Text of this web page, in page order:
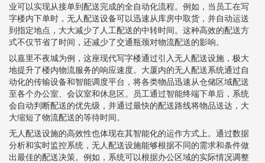
业可以实现从接单到配送完成的全自动化流程。例如，当员工在写
字楼内下单时，无人配送设备可以迅速从库房中取货，并自动运送
到指定地点，大大减少了人工配送的中转时间。这种高效的配送方
式不仅节省了时间，还减少了交通瓶颈对物流配送的影响。
以嘉里不夜城为例，这座现代写字楼通过引入无人配送设施，极大
地提升了楼内物流服务的响应速度。大厦内的无人配送系统通过自
动化的传输设备和智能调度平台，将各类物品迅速从仓储区域配送
至各个办公室、会议室和休息区。员工通过智能终端下单后，系统
会自动判断配送的优先级，并通过最快的配送路线将物品送达，大
大缩短了物流配送的等待时间。
无人配送设施的高效性也体现在其智能化的运作方式上。通过数据
分析和实时监控系统，无人配送设施能够根据不同的需求和条件做
出最佳的配送决策。例如，系统可以根据办公区域的实际情况调整